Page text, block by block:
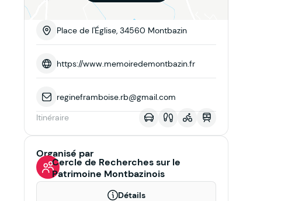
Place de l'Église, 34560 Montbazin
https://www.memoiredemontbazin.fr
regineframboise.rb@gmail.com
Itinéraire
Organisé par
Cercle de Recherches sur le
Patrimoine Montbazinois
Détails